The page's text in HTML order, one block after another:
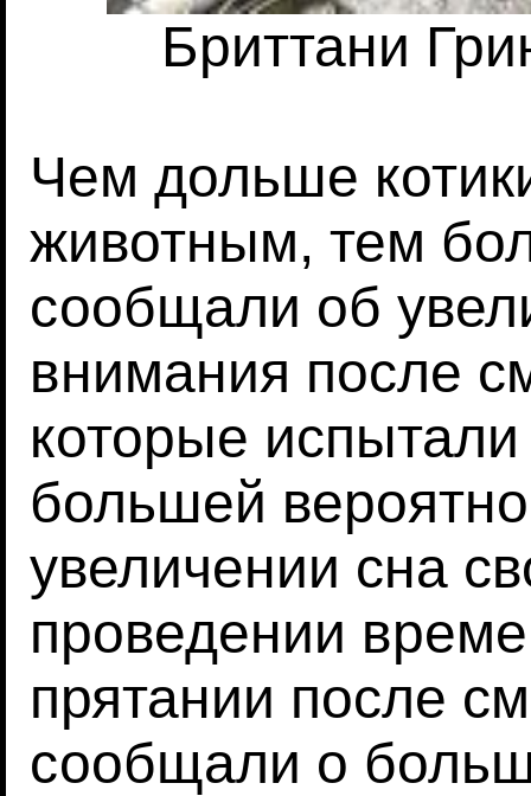
Бриттани
Чем дольше
животным, тем
сообщали об
внимания после
которые
большей
увеличении сна
проведении
прятании после
сообщали о